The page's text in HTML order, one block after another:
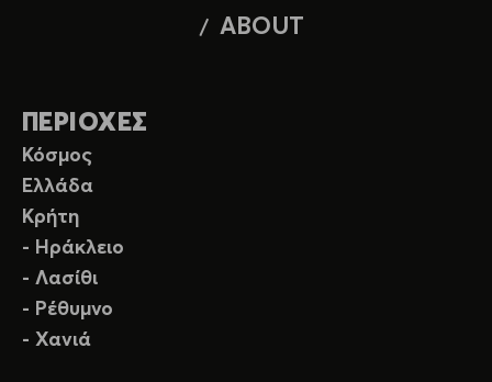
ABOUT
ΠΕΡΙΟΧΕΣ
Κόσμος
Ελλάδα
Κρήτη
- Ηράκλειο
- Λασίθι
- Ρέθυμνο
- Χανιά